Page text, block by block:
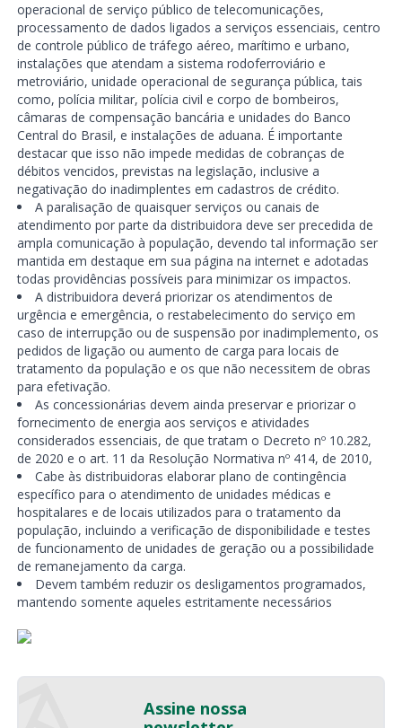
operacional de serviço público de telecomunicações,
processamento de dados ligados a serviços essenciais, centro
de controle público de tráfego aéreo, marítimo e urbano,
instalações que atendam a sistema rodoferroviário e
metroviário, unidade operacional de segurança pública, tais
como, polícia militar, polícia civil e corpo de bombeiros,
câmaras de compensação bancária e unidades do Banco
Central do Brasil, e instalações de aduana. É importante
destacar que isso não impede medidas de cobranças de
débitos vencidos, previstas na legislação, inclusive a
negativação do inadimplentes em cadastros de crédito.
A paralisação de quaisquer serviços ou canais de
atendimento por parte da distribuidora deve ser precedida de
ampla comunicação à população, devendo tal informação ser
mantida em destaque em sua página na internet e adotadas
todas providências possíveis para minimizar os impactos.
A distribuidora deverá priorizar os atendimentos de
urgência e emergência, o restabelecimento do serviço em
caso de interrupção ou de suspensão por inadimplemento, os
pedidos de ligação ou aumento de carga para locais de
tratamento da população e os que não necessitem de obras
para efetivação.
As concessionárias devem ainda preservar e priorizar o
fornecimento de energia aos serviços e atividades
considerados essenciais, de que tratam o Decreto nº 10.282,
de 2020 e o art. 11 da Resolução Normativa nº 414, de 2010,
Cabe às distribuidoras elaborar plano de contingência
específico para o atendimento de unidades médicas e
hospitalares e de locais utilizados para o tratamento da
população, incluindo a verificação de disponibilidade e testes
de funcionamento de unidades de geração ou a possibilidade
de remanejamento da carga.
Devem também reduzir os desligamentos programados,
mantendo somente aqueles estritamente necessários
Assine nossa